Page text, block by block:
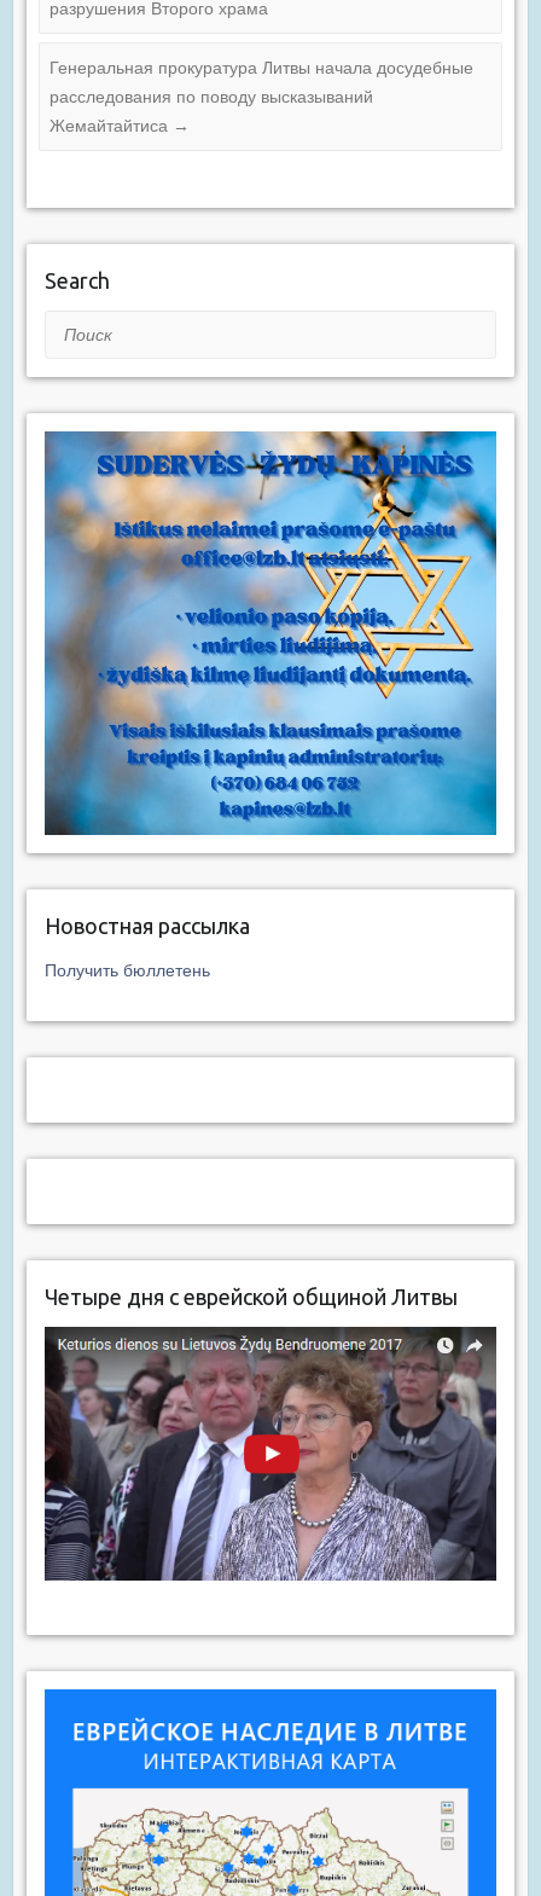
разрушения Второго храма
Генеральная прокуратура Литвы начала досудебные
расследования по поводу высказываний
Жемайтайтиса →
Search
Поиск
Новостная рассылка
Получить бюллетень
Четыре дня с еврейской общиной Литвы